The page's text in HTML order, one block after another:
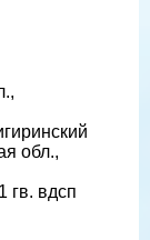
обл.,
гв. вдсп